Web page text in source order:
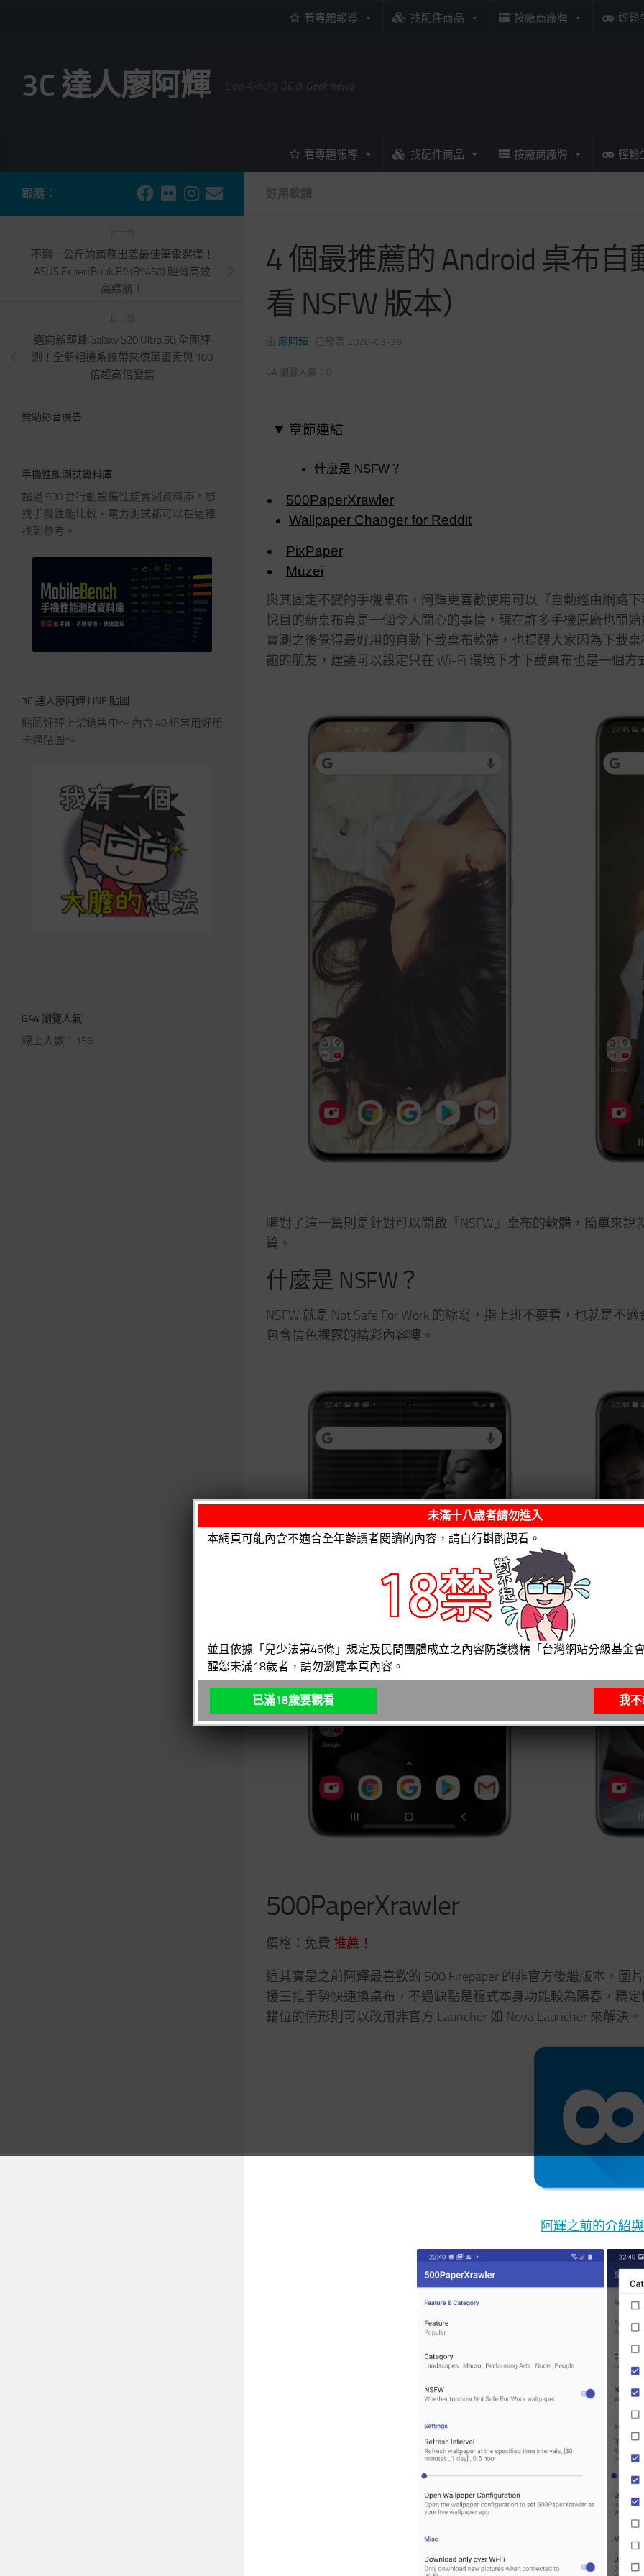
看專題報導 找配件商品 按廠商廠牌 輕鬆
3C 達人廖阿輝 Liao A-hui's 3C & Geek news
看專題報導 找配件商品 按廠商廠牌 輕鬆
好用軟體
4 個最推薦的 Android 桌布
看 NSFW 版本）
由 廖阿輝 · 已發表 2020-03-28
GA 瀏覽人氣：0
章節連結
什麼是 NSFW？
500PaperXrawler
Wallpaper Changer for Reddit
PixPaper
Muzei
與其固定不變的手機桌布，阿輝更喜歡使用可以『自動經由網路
悅目的新桌布真是一個令人開心的事情，現在許多手機原廠也開
實測之後覺得最好用的自動下載桌布軟體，也提醒大家因為下載
飽的朋友，建議可以設定只在 Wi-Fi 環境下才下載桌布也是一個方
喔對了這一篇則是針對可以開啟『NSFW』桌布的軟體，簡單來
篇。
什麼是 NSFW？
NSFW 就是 Not Safe For Work 的縮寫，指上班不要看，也就是不
包含情色裸露的精彩內容嘍。
500PaperXrawler
價格：免費 推薦！
這其實是之前阿輝最喜歡的 500 Firepaper 的非官方後繼版本，圖
援三指手勢快速換桌布，不過缺點是程式本身功能較為陽春，穩
錯位的情形則可以改用非官方 Launcher 如 Nova Launcher 來解決。
阿輝之前的介紹
跟隨：
不到一公斤的商務出差最佳筆電選擇！
ASUS ExpertBook B9 (B9450) 輕薄高效
高續航！
邁向新顛峰 Galaxy S20 Ultra 5G 全面評
測！全新相機系統帶來億萬畫素與 100
倍超高倍變焦
贊助影音廣告
手機性能測試資料庫
超過 500 台行動設備性能實測資料庫，想
找手機性能比較、電力測試都可以在這裡
找到參考。
3C 達人廖阿輝 LINE 貼圖
貼圖好評上架銷售中～ 內含 40 組常用好用
卡通貼圖～
GA4 瀏覽人氣
線上人數：156
未滿十八歲者請勿進入
本網頁可能內含不適合全年齡讀者閱讀的內容，請自行斟酌觀看。
並且依據「兒少法第46條」規定及民間團體成立之內容防護機構「台灣網站分級基金
醒您未滿18歲者，請勿瀏覽本頁內容。
已滿18歲要觀看 我